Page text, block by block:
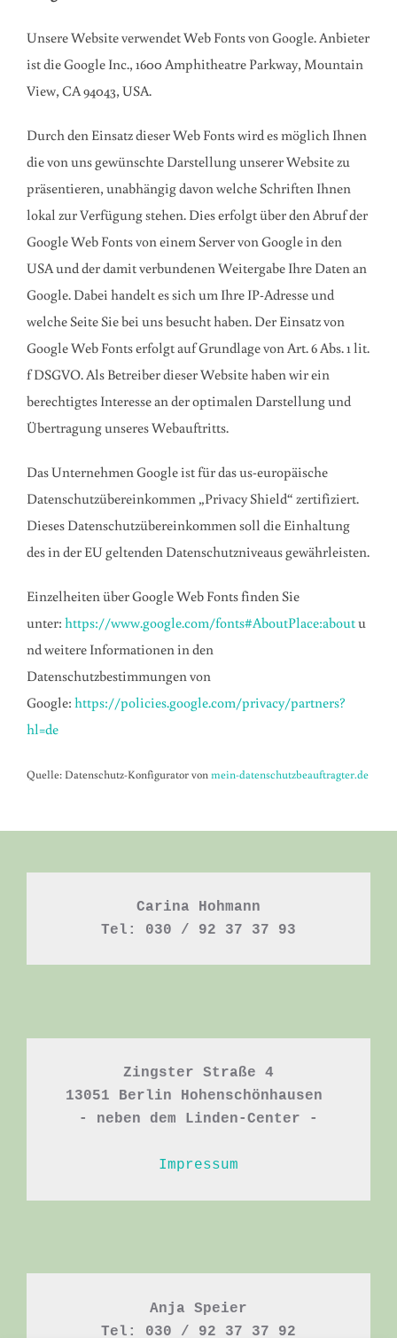
Unsere Website verwendet Web Fonts von Google. Anbieter
ist die Google Inc., 1600 Amphitheatre Parkway, Mountain
View, CA 94043, USA.
Durch den Einsatz dieser Web Fonts wird es möglich Ihnen
die von uns gewünschte Darstellung unserer Website zu
präsentieren, unabhängig davon welche Schriften Ihnen
lokal zur Verfügung stehen. Dies erfolgt über den Abruf der
Google Web Fonts von einem Server von Google in den
USA und der damit verbundenen Weitergabe Ihre Daten an
Google. Dabei handelt es sich um Ihre IP-Adresse und
welche Seite Sie bei uns besucht haben. Der Einsatz von
Google Web Fonts erfolgt auf Grundlage von Art. 6 Abs. 1 lit.
f DSGVO. Als Betreiber dieser Website haben wir ein
berechtigtes Interesse an der optimalen Darstellung und
Übertragung unseres Webauftritts.
Das Unternehmen Google ist für das us-europäische
Datenschutzübereinkommen „Privacy Shield“ zertifiziert.
Dieses Datenschutzübereinkommen soll die Einhaltung
des in der EU geltenden Datenschutzniveaus gewährleisten.
Einzelheiten über Google Web Fonts finden Sie
unter: https://www.google.com/fonts#AboutPlace:aboutu
nd weitere Informationen in den
Datenschutzbestimmungen von
Google: https://policies.google.com/privacy/partners?
hl=de
Quelle: Datenschutz-Konfigurator von mein-datenschutzbeauftragter.de
Carina Hohmann
Tel: 030 / 92 37 37 93
Zingster Straße 4
13051 Berlin Hohenschönhausen
- neben dem Linden-Center -
Impressum
Anja Speier
Tel: 030 / 92 37 37 92